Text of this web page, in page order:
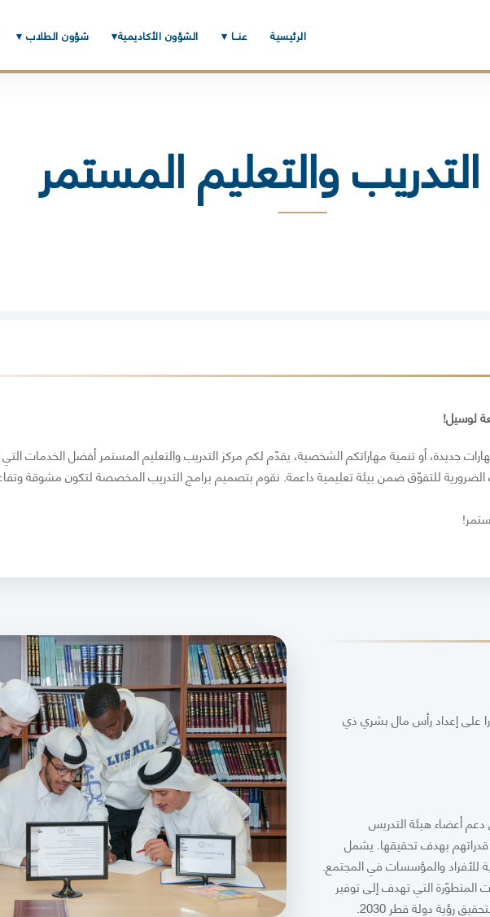
الرئيسية عنــا ▾ الشؤون الأكاديمية▾ شؤون الطلاب ▾
والتعليم المستمر
لوسيل!
جديدة، أو تنمية مهاراتكم الشخصية، يقدّم لكم مركز التدريب والتعليم المستمر أفضل الخدمات
الضرورية للتفوّق ضمن بيئة تعليمية داعمة. نقوم بتصميم برامج التدريب المخصصة لتكون مشوقة
على إعداد رأس مال بشري ذي
أعضاء هيئة التدريس
قدراتهم بهدف تحقيقها. يشمل
للأفراد والمؤسسات في المجتمع.
المتطوّرة التي تهدف إلى توفير
رؤية دولة قطر 2030.